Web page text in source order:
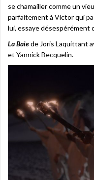
se chamailler comme un
parfaitement à Victor qui
lui, essaye désespérément
La Baiede Joris Laquittant
et Yannick Becquelin.